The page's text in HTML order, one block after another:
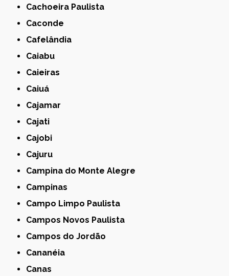
Cachoeira Paulista
Caconde
Cafelândia
Caiabu
Caieiras
Caiuá
Cajamar
Cajati
Cajobi
Cajuru
Campina do Monte Alegre
Campinas
Campo Limpo Paulista
Campos Novos Paulista
Campos do Jordão
Cananéia
Canas